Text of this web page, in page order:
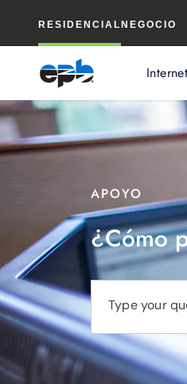
RESIDENCIAL NEGOCIO
Internet
principal
APOYO
¿Cómo
Type your